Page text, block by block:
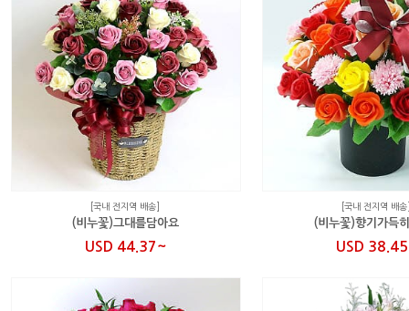
[국내 전지역 배송]
(비누꽃)그대를담아요
USD 44.37~
[국내 전지역 배
(비누꽃)향기가득
USD